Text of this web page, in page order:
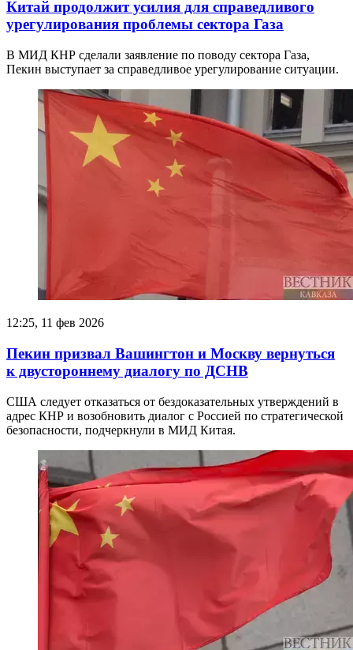
Китай продолжит усилия для справедливого
урегулирования проблемы сектора Газа
В МИД КНР сделали заявление по поводу сектора Газа,
Пекин выступает за справедливое урегулирование ситуации.
12:25, 11 фев 2026
Пекин призвал Вашингтон и Москву вернуться
к двустороннему диалогу по ДСНВ
США следует отказаться от бездоказательных утверждений в
адрес КНР и возобновить диалог с Россией по стратегической
безопасности, подчеркнули в МИД Китая.